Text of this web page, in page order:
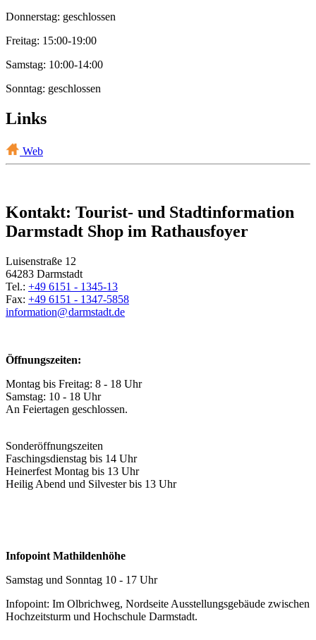
Donnerstag: geschlossen
Freitag: 15:00-19:00
Samstag: 10:00-14:00
Sonntag: geschlossen
Links
Web
Kontakt: Tourist- und Stadtinformation
Darmstadt Shop im Rathausfoyer
Luisenstraße 12
64283 Darmstadt
Tel.: +49 6151 - 1345-13
Fax: +49 6151 - 1347-5858
information@darmstadt.de
Öffnungszeiten:
Montag bis Freitag: 8 - 18 Uhr
Samstag: 10 - 18 Uhr
An Feiertagen geschlossen.
Sonderöffnungszeiten
Faschingsdienstag bis 14 Uhr
Heinerfest Montag bis 13 Uhr
Heilig Abend und Silvester bis 13 Uhr
Infopoint Mathildenhöhe
Samstag und Sonntag 10 - 17 Uhr
Infopoint: Im Olbrichweg, Nordseite Ausstellungsgebäude zwischen
Hochzeitsturm und Hochschule Darmstadt.